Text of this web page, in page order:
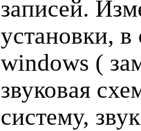
записей.
установки, в
windows (
звуковая
систему,